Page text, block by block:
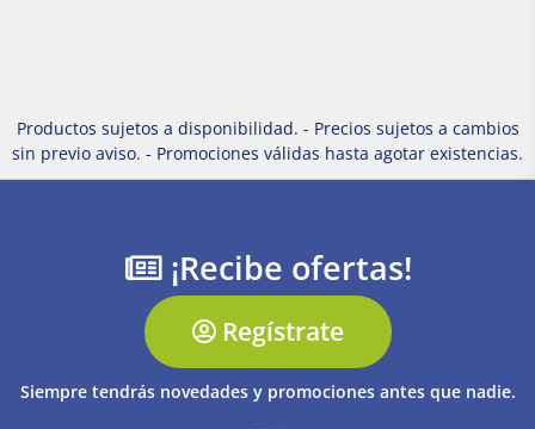
Productos sujetos a disponibilidad. - Precios sujetos a cambios
sin previo aviso. - Promociones válidas hasta agotar existencias.
¡Recibe ofertas!
Regístrate
Siempre tendrás novedades y promociones antes que nadie.